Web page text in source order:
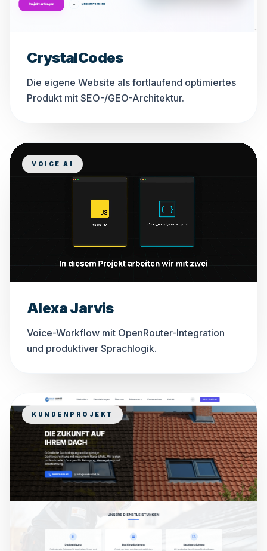
CrystalCodes
Die eigene Website als fortlaufend optimiertes
Produkt mit SEO-/GEO-Architektur.
VOICE AI
Alexa Jarvis
Voice-Workflow mit OpenRouter-Integration
und produktiver Sprachlogik.
KUNDENPROJEKT